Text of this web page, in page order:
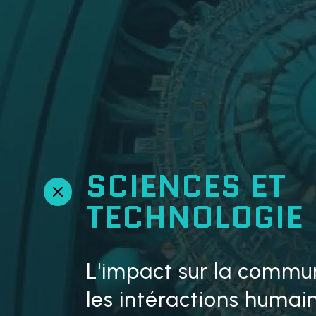
R
e
SCIENCES ET
TECHNOLOGIE
L'impact sur la
les intéractions